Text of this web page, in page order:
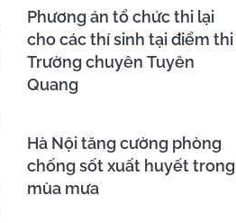
Phương án tổ chức thi lại
cho các thí sinh tại điểm thi
Trường chuyên Tuyên
Quang
Hà Nội tăng cường phòng
chống sốt xuất huyết trong
mùa mưa